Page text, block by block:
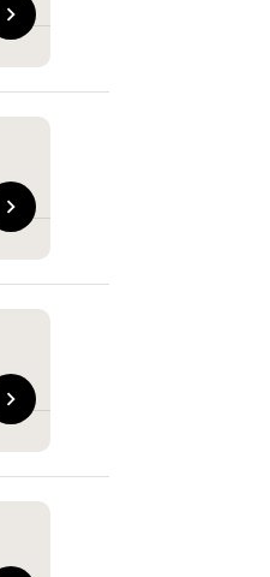
chevron_right
chevron_right
chevron_right